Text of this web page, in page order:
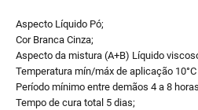
Aspecto Líquido Pó;
Cor Branca Cinza;
Aspecto da mistura (A+B) Líquido
Temperatura mín/máx de aplicação 10°C
Período mínimo entre demãos 4 a 8
Tempo de cura total 5 dias;